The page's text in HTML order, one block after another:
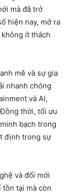
mà đã trở
hiện nay, mở ra
ít thách
mẽ và sự gia
nhanh chóng
và AI,
thời, tối ưu
bạch trong
định trong sự
và đổi mới
tại mà còn